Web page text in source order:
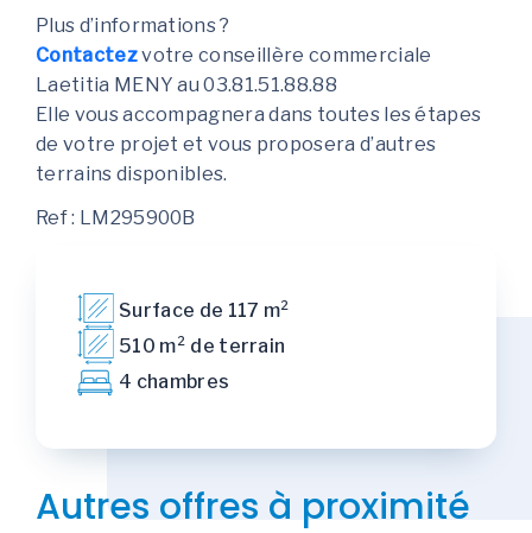
Plus d’informations ?
Contactezvotre conseillère commerciale
Laetitia MENY au 03.81.51.88.88
Elle vous accompagnera dans toutes les étapes
de votre projet et vous proposera d’autres
terrains disponibles.
Ref : LM295900B
Surface de 117 m²
510 m² de terrain
4 chambres
Autres offres à proximité